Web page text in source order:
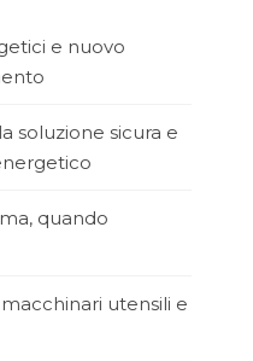
e nuovo
soluzione sicura e
quando
utensili e